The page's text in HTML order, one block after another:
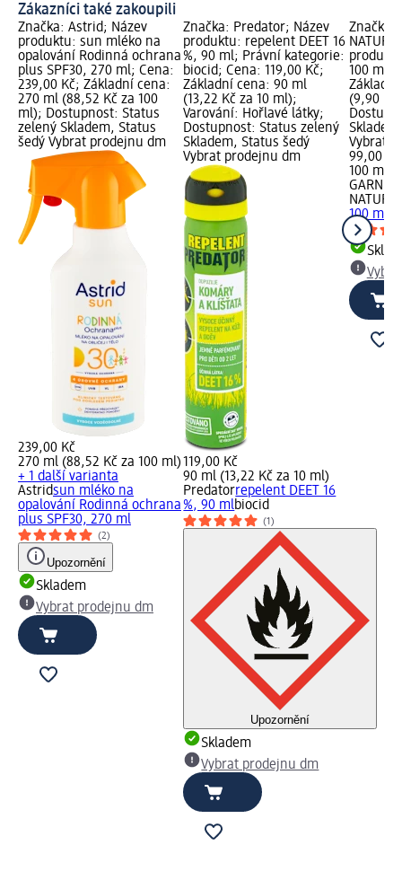
Zákazníci také zakoupili
Značka: Astrid; Název
produktu: sun mléko na
opalování Rodinná ochrana
plus SPF30, 270 ml; Cena:
239,00 Kč; Základní cena:
270 ml (88,52 Kč za 100
ml); Dostupnost: Status
zelený Skladem, Status
šedý Vybrat prodejnu dm
239,00 Kč
270 ml (88,52 Kč za 100 ml)
+ 1 další varianta
Astridsun mléko na
opalování Rodinná ochrana
plus SPF30, 270 ml
(2)
Upozornění
Skladem
Vybrat prodejnu dm
Značka: Predator; Název
produktu: repelent DEET 16
%, 90 ml; Právní kategorie:
biocid; Cena: 119,00 Kč;
Základní cena: 90 ml
(13,22 Kč za 10 ml);
Varování: Hořlavé látky;
Dostupnost: Status zelený
Skladem, Status šedý
Vybrat prodejnu dm
119,00 Kč
90 ml (13,22 Kč za 10 ml)
Predatorrepelent DEET 16
%, 90 mlbiocid
(1)
Upozornění
Skladem
Vybrat prodejnu dm
Značka:
100 ml;
(9,90 Kč
Vybrat
99,00 Kč
100 ml
100 ml